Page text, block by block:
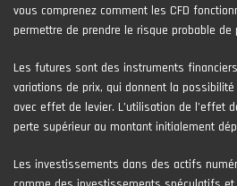
vous comprenez comment les CFD
permettre de prendre le risque probable de
Les futures sont des instruments
variations de prix, qui donnent la possibilité
avec effet de levier. L’utilisation de l’effet
perte supérieur au montant initialement
Les investissements dans des actifs